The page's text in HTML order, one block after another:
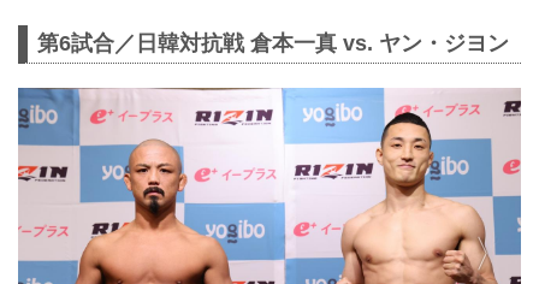
第6試合／⽇韓対抗戦 倉本一真 vs. ヤン・ジヨン